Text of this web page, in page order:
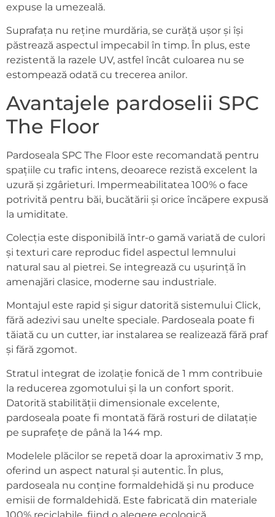
expuse la umezeală.
Suprafața nu reține murdăria, se curăță ușor și își
păstrează aspectul impecabil în timp. În plus, este
rezistentă la razele UV, astfel încât culoarea nu se
estompează odată cu trecerea anilor.
Avantajele pardoselii SPC
The Floor
Pardoseala SPC The Floor este recomandată pentru
spațiile cu trafic intens, deoarece rezistă excelent la
uzură și zgârieturi. Impermeabilitatea 100% o face
potrivită pentru băi, bucătării și orice încăpere expusă
la umiditate.
Colecția este disponibilă într-o gamă variată de culori
și texturi care reproduc fidel aspectul lemnului
natural sau al pietrei. Se integrează cu ușurință în
amenajări clasice, moderne sau industriale.
Montajul este rapid și sigur datorită sistemului Click,
fără adezivi sau unelte speciale. Pardoseala poate fi
tăiată cu un cutter, iar instalarea se realizează fără praf
și fără zgomot.
Stratul integrat de izolație fonică de 1 mm contribuie
la reducerea zgomotului și la un confort sporit.
Datorită stabilității dimensionale excelente,
pardoseala poate fi montată fără rosturi de dilatație
pe suprafețe de până la 144 mp.
Modelele plăcilor se repetă doar la aproximativ 3 mp,
oferind un aspect natural și autentic. În plus,
pardoseala nu conține formaldehidă și nu produce
emisii de formaldehidă. Este fabricată din materiale